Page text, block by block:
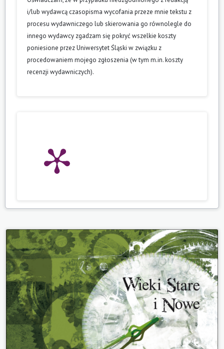
i/lub wydawcą czasopisma wycofania przeze mnie tekstu z
procesu wydawniczego lub skierowania go równolegle do
innego wydawcy zgadzam się pokryć wszelkie koszty
poniesione przez Uniwersytet Śląski w związku z
procedowaniem mojego zgłoszenia (w tym m.in. koszty
recenzji wydawniczych).